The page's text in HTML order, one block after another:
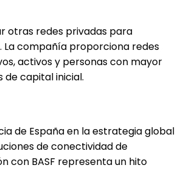
otras redes privadas para
La compañía proporciona redes
activos y personas con mayor
de capital inicial.
de España en la estrategia global
de conectividad de
con BASF representa un hito